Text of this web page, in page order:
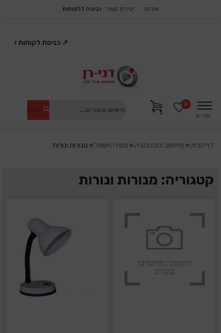
אודות יצירת קשר כניסה ללקוחות
↗ כניסת לקוחות ›
תפריט
0
דף הבית» מיחשוב וטכנולוגיה » מוצרי חשמל » מנורות ונורות
קטגוריה: מנורות ונורות